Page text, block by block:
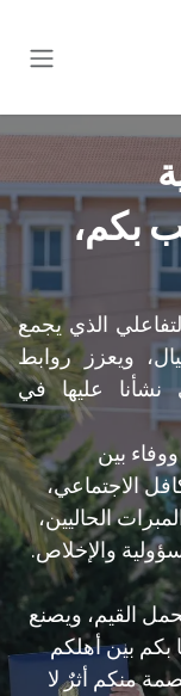
بكم،
الذي يجمع
ويعزز روابط
نشأنا عليها في
بين
الاجتماعي،
الحاليين،
والإخلاص.
القيم، ويصنع
بكم بين أهلكم
منكم أثرٌ لا